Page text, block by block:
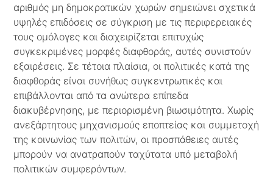
αριθμός μη δημοκρατικών χωρών σημειώνει σχετικά
υψηλές επιδόσεις σε σύγκριση με τις περιφερειακές
τους ομόλογες και διαχειρίζεται επιτυχώς
συγκεκριμένες μορφές διαφθοράς, αυτές συνιστούν
εξαιρέσεις. Σε τέτοια πλαίσια, οι πολιτικές κατά της
διαφθοράς είναι συνήθως συγκεντρωτικές και
επιβάλλονται από τα ανώτερα επίπεδα
διακυβέρνησης, με περιορισμένη βιωσιμότητα. Χωρίς
ανεξάρτητους μηχανισμούς εποπτείας και συμμετοχή
της κοινωνίας των πολιτών, οι προσπάθειες αυτές
μπορούν να ανατραπούν ταχύτατα υπό μεταβολή
πολιτικών συμφερόντων.